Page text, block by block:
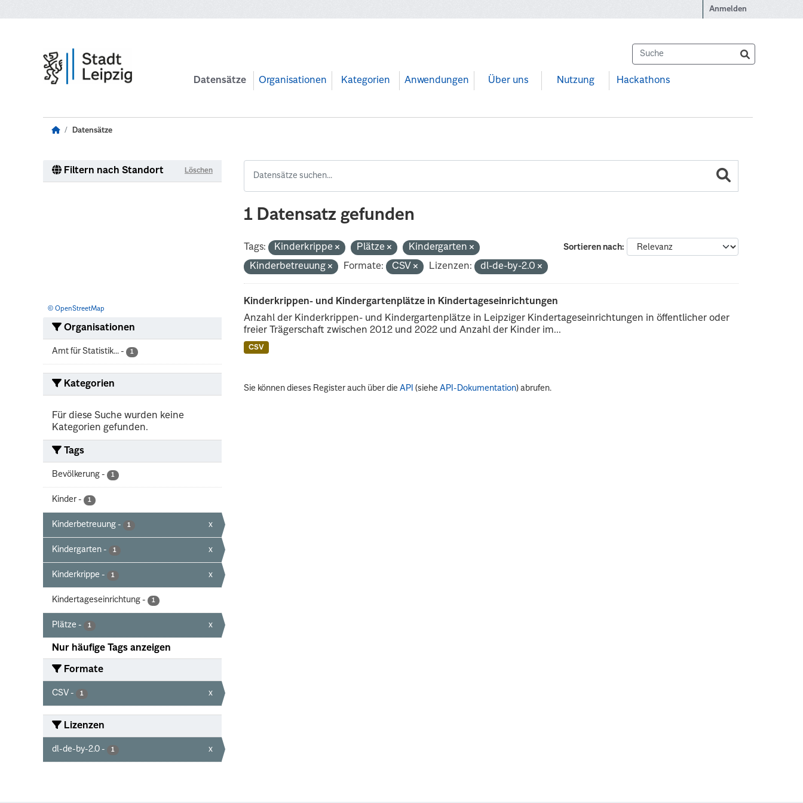
Anmelden
Datensätze Organisationen Kategorien Anwendungen Über uns Nutzung Hackathons
Datensätze
Filtern nach Standort Löschen
© OpenStreetMap
Organisationen
Amt für Statistik... - 1
Kategorien
Für diese Suche wurden keine
Kategorien gefunden.
Tags
Bevölkerung - 1
Kinder - 1
Kinderbetreuung - 1 x
Kindergarten - 1 x
Kinderkrippe - 1 x
Kindertageseinrichtung - 1
Plätze - 1 x
Nur häufige Tags anzeigen
Formate
CSV - 1 x
Lizenzen
dl-de-by-2.0 - 1 x
1 Datensatz gefunden
Sortieren nach
Tags: Kinderkrippe Plätze
Kindergarten
Kinderbetreuung
Formate: CSV Lizenzen: dl-de-by-2.0
Kinderkrippen- und Kindergartenplätze in Kindertageseinrichtungen
Anzahl der Kinderkrippen- und Kindergartenplätze in Leipziger Kindertageseinrichtungen in öffentlicher oder
freier Trägerschaft zwischen 2012 und 2022 und Anzahl der Kinder im...
CSV
Sie können dieses Register auch über dieAPI (sieheAPI-Dokumentation) abrufen.